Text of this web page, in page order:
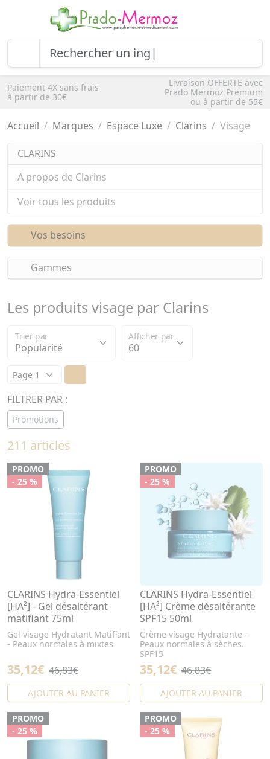
Paiement 4X sans frais
à partir de 30€
Livraison OFFERTE avec
Prado Mermoz Premium
ou à partir de 55€
Accueil Marques Espace Luxe Clarins Visage
CLARINS
A propos de Clarins
Voir tous les produits
Vos besoins
Gammes
Les produits visage par Clarins
Trier par Afficher par
FILTRER PAR :
Promotions
211 articles
PROMO
- 25 %
CLARINS Hydra-Essentiel
[HA²] - Gel désaltérant
matifiant 75ml
Gel visage Hydratant Matifiant
- Peaux normales à mixtes
35,12€ 46,83€
AJOUTER AU PANIER
PROMO
- 25 %
CLARINS Hydra-Essentiel
[HA²] Crème désaltérante
SPF15 50ml
Crème visage Hydratante -
Peaux normales à sèches.
SPF15
35,12€ 46,83€
AJOUTER AU PANIER
PROMO
- 25 %
PROMO
- 25 %